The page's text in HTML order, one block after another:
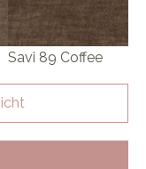
Savi 89 Coffee